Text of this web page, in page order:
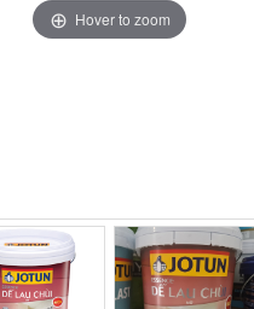
Hover to zoom